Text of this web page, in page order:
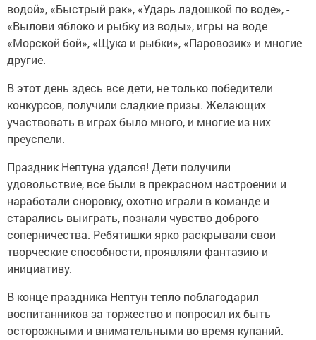
водой», «Быстрый рак», «Ударь ладошкой по воде», -
«Вылови яблоко и рыбку из воды», игры на воде
«Морской бой», «Щука и рыбки», «Паровозик» и многие
другие.
В этот день здесь все дети, не только победители
конкурсов, получили сладкие призы. Желающих
участвовать в играх было много, и многие из них
преуспели.
Праздник Нептуна удался! Дети получили
удовольствие, все были в прекрасном настроении и
наработали сноровку, охотно играли в команде и
старались выиграть, познали чувство доброго
соперничества. Ребятишки ярко раскрывали свои
творческие способности, проявляли фантазию и
инициативу.
В конце праздника Нептун тепло поблагодарил
воспитанников за торжество и попросил их быть
осторожными и внимательными во время купаний.